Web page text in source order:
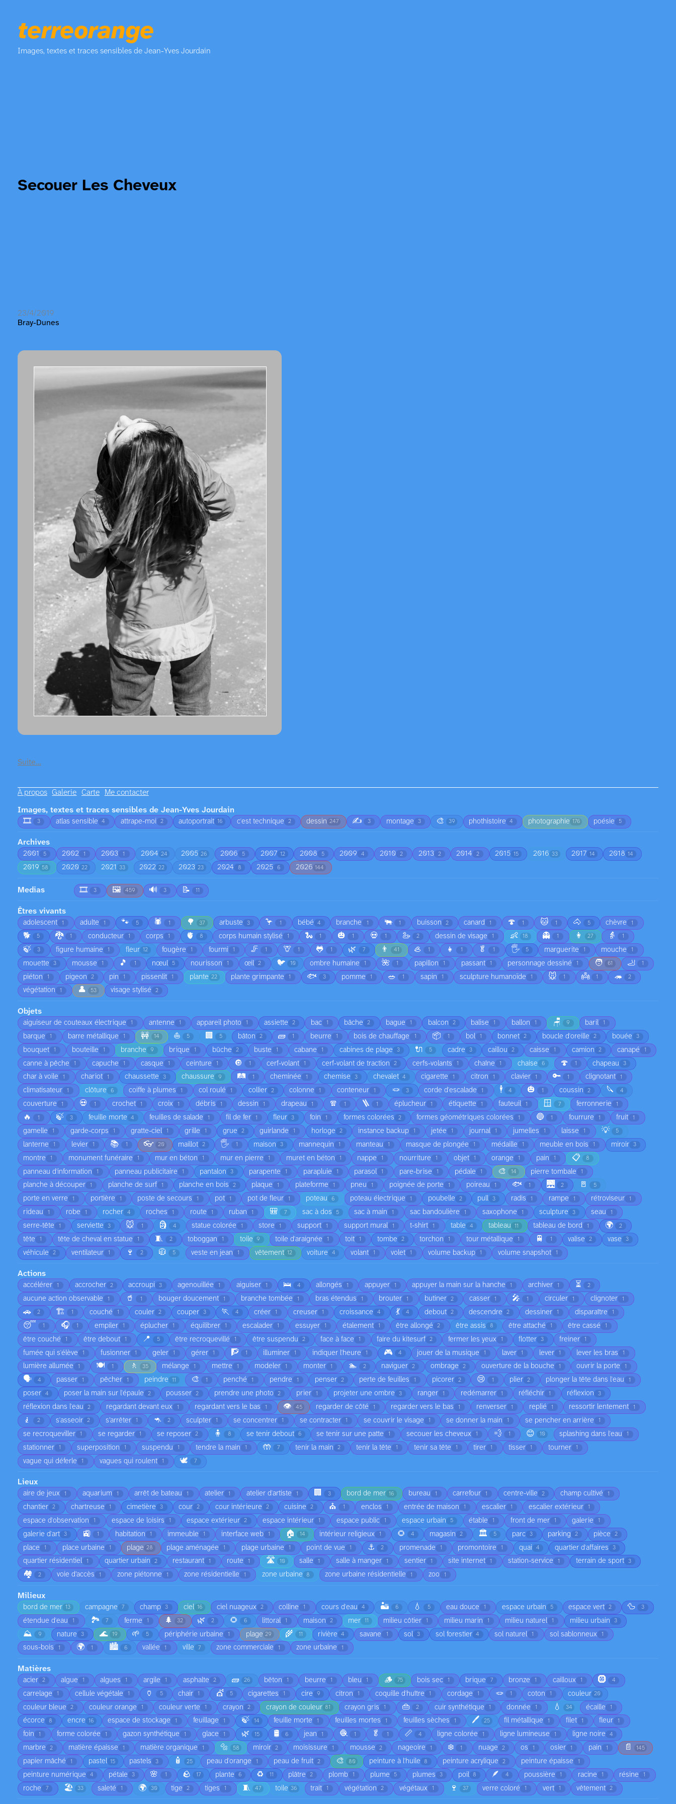
terreorange
Images, textes et traces sensibles de Jean-Yves Jourdain
Secouer Les Cheveux
23/4/2019
Bray-Dunes
Suite…
À propos Galerie Carte Me contacter
Images, textes et traces sensibles de Jean-Yves Jourdain
🎞️
3 atlas sensible 4 attrape-moi 2 autoportrait 16 c'est technique 2 dessin 247 ✍️ 3 montage 3 🎨 39 phothistoire 4 photographie 176 poésie 5
Archives
2001 5 2002 1 2003 1 2004 24 2005 26 2006 5 2007 12 2008 5 2009 4 2010 2 2013 2 2014 2 2015 15 2016 33 2017 14 2018 14
2019 58 2020 22 2021 33 2022 22 2023 23 2024 8 2025 6 2026 144
Medias 🎞️ 3 🖼️ 459 🔊 3 📝 11
Êtres vivants
adolescent 1 adulte 1 🐾 5 🕷️ 1 🌳 37 arbuste 3 🦩 1 bébé 4 branche 1 🐃 1 buisson 2 canard 1 🍄 1 🐱 1 🐴 5 chèvre 1
🐕 5 🐉 1 conducteur 1 corps 1 🫀 8 corps humain stylisé 1 🐍 1 🎃 1 💀 1 🦢 2 dessin de visage 1 👶 18 👻 1 👩 27 👵 1
🍃 3 figure humaine 1 fleur 12 fougère 1 fourmi 1 🦵 1 🦒 1 🐸 1 🌿 7 👨 41 🦪 1 👧 1 🥬 1 🖐️ 5 marguerite 1 mouche 1
mouette 3 mousse 1 🎵 1 nœul 5 nourisson 1 œil 2 🐦 10 ombre humaine 1 🌺 1 papillon 1 passant 1 personnage dessiné 1 🧑 61 🦶 1
piéton 1 pigeon 2 pin 1 pissenlit 1 plante 22 plante grimpante 1 🐟 3 pomme 1 🥗 1 sapin 1 sculpture humanoïde 1 🐭 1 👼 1 🦔 2
végétation 1 👤 53 visage stylisé 2
Objets
aiguiseur de couteaux électrique 1 antenne 1 appareil photo 1 assiette 2 bac 1 bâche 2 bague 1 balcon 2 balise 1 ballon 1 🪑 9 baril 1
barque 1 barre métallique 1 🚧 14 ⛵ 5 🏢 5 bâton 2 🧱 1 beurre 1 bois de chauffage 1 📦 1 bol 1 bonnet 2 boucle d'oreille 2 bouée 3
bouquet 1 bouteille 1 branche 9 brique 1 bûche 2 buste 1 cabane 1 cabines de plage 3 🔌 5 cadre 3 caillou 2 caisse 1 camion 2 canapé 1
canne à pêche 1 capuche 1 casque 1 ceinture 1 🔘 1 cerf-volant 1 cerf-volant de traction 2 cerfs-volants 1 chaîne 1 chaise 6 🍄 1 chapeau 3
char à voile 1 chariot 1 chaussette 3 chaussure 9 🛤️ 1 cheminée 1 chemise 3 chevalet 4 cigarette 1 citron 1 clavier 1 🔑 1 clignotant 1
climatisateur 1 clôture 6 coiffe à plumes 1 col roulé 1 collier 2 colonne 1 conteneur 1 🪢 3 corde d'escalade 1 🕴️ 4 🎃 1 coussin 2 🔪 4
couverture 1 💀 1 crochet 1 croix 1 débris 1 dessin 1 drapeau 1 🧣 1 🪜 1 éplucheur 1 étiquette 1 fauteuil 1 🪟 7 ferronnerie 1
🔥 1 🍃 3 feuille morte 4 feuilles de salade 1 fil de fer 1 fleur 3 foin 1 formes colorées 2 formes géométriques colorées 1 🔵 1 fourrure 1 fruit 1
gamelle 1 garde-corps 1 gratte-ciel 1 grille 1 grue 2 guirlande 1 horloge 2 instance backup 1 jetée 1 journal 1 jumelles 1 laisse 1 💡 5
lanterne 1 levier 1 📚 1 👓 20 maillot 2 🖐️ 1 maison 3 mannequin 1 manteau 1 masque de plongée 1 médaille 1 meuble en bois 1 miroir 3
montre 1 monument funéraire 1 mur en béton 1 mur en pierre 1 muret en béton 1 nappe 1 nourriture 1 objet 1 orange 1 pain 1 📋 8
panneau d'information 1 panneau publicitaire 1 pantalon 3 parapente 1 parapluie 1 parasol 1 pare-brise 1 pédale 1 🎨 14 pierre tombale 1
planche à découper 1 planche de surf 1 planche en bois 2 plaque 1 plateforme 1 pneu 1 poignée de porte 1 poireau 1 🐟 1 🌉 2 🚪 5
porte en verre 1 portière 1 poste de secours 1 pot 1 pot de fleur 1 poteau 6 poteau électrique 1 poubelle 2 pull 3 radis 1 rampe 1 rétroviseur 1
rideau 1 robe 1 rocher 4 roches 1 route 1 ruban 1 🎒 7 sac à dos 5 sac à main 1 sac bandoulière 1 saxophone 1 sculpture 3 seau 1
serre-tête 1 serviette 3 🐭 1 🗿 4 statue colorée 1 store 1 support 1 support mural 1 t-shirt 1 table 4 tableau 11 tableau de bord 1 🌍 2
tête 1 tête de cheval en statue 1 🧵 2 toboggan 1 toile 9 toile d'araignée 1 toit 1 tombe 2 torchon 1 tour métallique 1 🚆 1 valise 2 vase 3
véhicule 2 ventilateur 1 🍷 2 🧥 5 veste en jean 1 vêtement 12 voiture 4 volant 1 volet 1 volume backup 1 volume snapshot 1
Actions
accélérer 1 accrocher 2 accroupi 3 agenouillée 1 aiguiser 1 🛌 4 allongés 1 appuyer 1 appuyer la main sur la hanche 1 archiver 1 ⏳ 2
aucune action observable 1 🥤 1 bouger doucement 1 branche tombée 1 bras étendus 1 brouter 1 butiner 2 casser 1 🎤 1 circuler 1 clignoter 1
🚗 2 🏗️ 1 couché 1 couler 2 couper 3 🏃 4 créer 1 creuser 1 croissance 4 💃 4 debout 2 descendre 2 dessiner 1 disparaître 1
😴 1 🎧 1 empiler 1 éplucher 1 équilibrer 1 escalader 1 essuyer 1 étalement 1 être allongé 2 être assis 8 être attaché 1 être cassé 1
être couché 1 être debout 1 📍 5 être recroquevillé 1 être suspendu 2 face à face 1 faire du kitesurf 2 fermer les yeux 1 flotter 3 freiner 1
fumée qui s'élève 1 fusionner 1 geler 1 gérer 1 🧗 1 illuminer 1 indiquer l'heure 1 🎮 4 jouer de la musique 1 laver 1 lever 1 lever les bras 1
lumière allumée 1 🍽️ 1 🚶 35 mélange 1 mettre 1 modeler 1 monter 1 🏊 2 naviguer 2 ombrage 2 ouverture de la bouche 1 ouvrir la porte 1
🗣️ 4 passer 1 pêcher 1 peindre 11 🎨 1 penché 1 pendre 1 penser 2 perte de feuilles 1 picorer 2 😢 1 plier 2 plonger la tête dans l'eau 1
poser 4 poser la main sur l'épaule 2 pousser 2 prendre une photo 2 prier 1 projeter une ombre 3 ranger 1 redémarrer 1 réfléchir 1 réflexion 3
réflexion dans l'eau 2 regardant devant eux 1 regardant vers le bas 1 👁️ 45 regarder de côté 1 regarder vers le bas 1 renverser 1 replié 1 ressortir lentement 1
🧎 2 s'asseoir 2 s’arrêter 1 🦘 2 sculpter 1 se concentrer 1 se contracter 1 se couvrir le visage 1 se donner la main 1 se pencher en arrière 1
se recroqueviller 1 se regarder 1 se reposer 2 🧍 8 se tenir debout 6 se tenir sur une patte 1 secouer les cheveux 1 💨 1 😊 10 splashing dans l'eau 1
stationner 1 superposition 1 suspendu 1 tendre la main 1 🤲 7 tenir la main 2 tenir la tête 1 tenir sa tête 1 tirer 1 tisser 1 tourner 1
vague qui déferle 1 vagues qui roulent 1 🕊️ 7
Lieux
aire de jeux 1 aquarium 1 arrêt de bateau 1 atelier 1 atelier d'artiste 1 🏢 3 bord de mer 16 bureau 1 carrefour 1 centre-ville 2 champ cultivé 1
chantier 2 chartreuse 1 cimetière 3 cour 2 cour intérieure 2 cuisine 2 ⛪ 1 enclos 1 entrée de maison 1 escalier 1 escalier extérieur 1
espace d'observation 1 espace de loisirs 1 espace extérieur 2 espace intérieur 1 espace public 1 espace urbain 5 étable 1 front de mer 1 galerie 1
galerie d'art 3 🚉 1 habitation 1 immeuble 1 interface web 1 🏠 14 intérieur religieux 1 🌻 4 magasin 2 🏛️ 5 parc 3 parking 2 pièce 2
place 1 place urbaine 1 plage 28 plage aménagée 1 plage urbaine 1 point de vue 1 ⚓ 2 promenade 1 promontoire 1 quai 4 quartier d'affaires 3
quartier résidentiel 1 quartier urbain 2 restaurant 1 route 1 🛣️ 10 salle 1 salle à manger 1 sentier 1 site internet 1 station-service 1 terrain de sport 3
🏘️ 2 voie d’accès 1 zone piétonne 1 zone résidentielle 1 zone urbaine 8 zone urbaine résidentielle 1 zoo 1
Milieux
bord de mer 13 campagne 7 champ 3 ciel 16 ciel nuageux 2 colline 1 cours d'eau 4 🏜️ 6 💧 5 eau douce 1 espace urbain 5 espace vert 2 🦆 3
étendue d'eau 1 🏞️ 7 ferme 1 🌲 32 🌿 2 🌻 6 littoral 1 maison 2 mer 11 milieu côtier 1 milieu marin 1 milieu naturel 1 milieu urbain 3
⛰️ 9 nature 3 🌊 19 🌱 5 périphérie urbaine 1 plage 29 🌾 11 rivière 4 savane 1 sol 3 sol forestier 4 sol naturel 1 sol sablonneux 1
sous-bois 1 🌍 1 🏙️ 6 vallée 1 ville 7 zone commerciale 1 zone urbaine 1
Matières
acier 2 algue 1 algues 1 argile 1 asphalte 2 🧱 26 bêton 1 beurre 1 bleu 1 🪵 75 bois sec 1 brique 7 bronze 1 cailloux 1 🛞 4
carrelage 1 cellule végétale 1 🏺 5 chair 1 💇 5 cigarettes 1 cire 9 citron 1 coquille d'huître 1 cordage 1 🪢 1 coton 1 couleur 20
couleur bleue 2 couleur orange 1 couleur verte 1 crayon 2 crayon de couleur 81 crayon gris 1 👜 2 cuir synthétique 1 donnée 1 💧 34 écaille 1
écorce 8 encre 16 espace de stockage 1 feuillage 1 🍃 14 feuille morte 1 feuilles mortes 1 feuilles sèches 1 🖊️ 25 fil métallique 1 filet 1 fleur 1
foin 1 forme colorée 1 gazon synthétique 1 glace 1 🌿 15 🛢️ 6 jean 1 🧶 1 🥬 1 📏 4 ligne colorée 1 ligne lumineuse 1 ligne noire 4
marbre 2 matière épaisse 1 matière organique 1 🔩 58 miroir 2 moisissure 1 mousse 2 nageoire 1 ❄️ 1 nuage 2 os 1 osier 1 pain 1 📄 145
papier mâché 1 pastel 15 pastels 3 🧴 25 peau d'orange 1 peau de fruit 2 🎨 80 peinture à l'huile 8 peinture acrylique 2 peinture épaisse 1
peinture numérique 4 pétale 3 🌸 1 🪨 17 plante 6 ♻️ 11 plâtre 2 plomb 1 plume 5 plumes 3 poil 8 🪶 4 poussière 1 racine 1 résine 1
roche 7 🏖️ 33 saleté 1 🌍 30 tige 2 tiges 1 🧵 47 toile 36 trait 1 végétation 2 végétaux 1 🍷 37 verre coloré 1 vert 1 vêtement 2